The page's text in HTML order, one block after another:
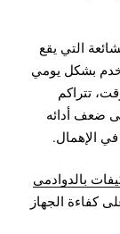
التي يقع
بشكل يومي
تتراكم
ضعف أدائه
الإهمال.
بالدوادمي
كفاءة الجهاز